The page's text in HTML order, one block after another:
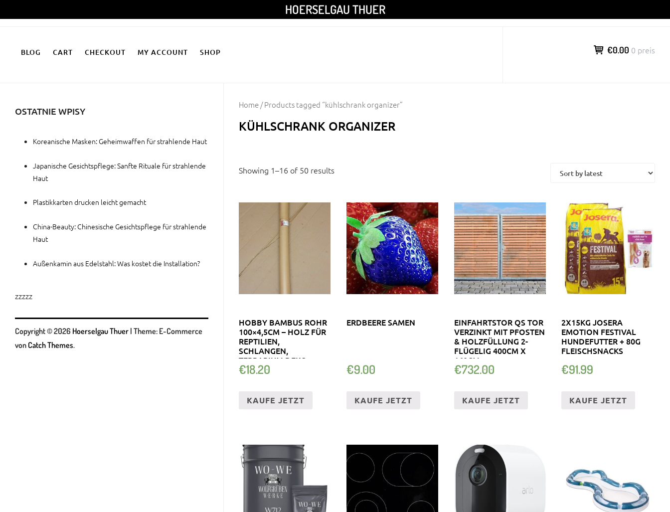
Inhalt
HOERSELGAU THUER
BLOG CART CHECKOUT MY ACCOUNT SHOP €0.00 0 preis
Home/ Products tagged “kühlschrank organizer”
KÜHLSCHRANK ORGANIZER
Showing 1–16 of 50 results
HOBBY BAMBUS ROHR
100×4,5CM – HOLZ FÜR
REPTILIEN,
SCHLANGEN,
TERRARIUM DEKO
€18.20
KAUFE JETZT
ERDBEERE SAMEN
€9.00
KAUFE JETZT
EINFAHRTSTOR QS TOR
VERZINKT MIT PFOSTEN
& HOLZFÜLLUNG 2-
FLÜGELIG 400CM X
160CM
€732.00
KAUFE JETZT
2X15KG JOSERA
EMOTION FESTIVAL
HUNDEFUTTER + 80G
FLEISCHSNACKS
€91.99
KAUFE JETZT
OSTATNIE WPISY
Koreanische Masken: Geheimwaffen für strahlende Haut
Japanische Gesichtspflege: Sanfte Rituale für strahlende
Haut
Plastikkarten drucken leicht gemacht
China-Beauty: Chinesische Gesichtspflege für strahlende
Haut
Außenkamin aus Edelstahl: Was kostet die Installation?
zzzzz
Copyright © 2026 Hoerselgau Thuer | Theme: E-Commerce
von Catch Themes.